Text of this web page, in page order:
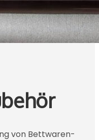
von Bettwaren-